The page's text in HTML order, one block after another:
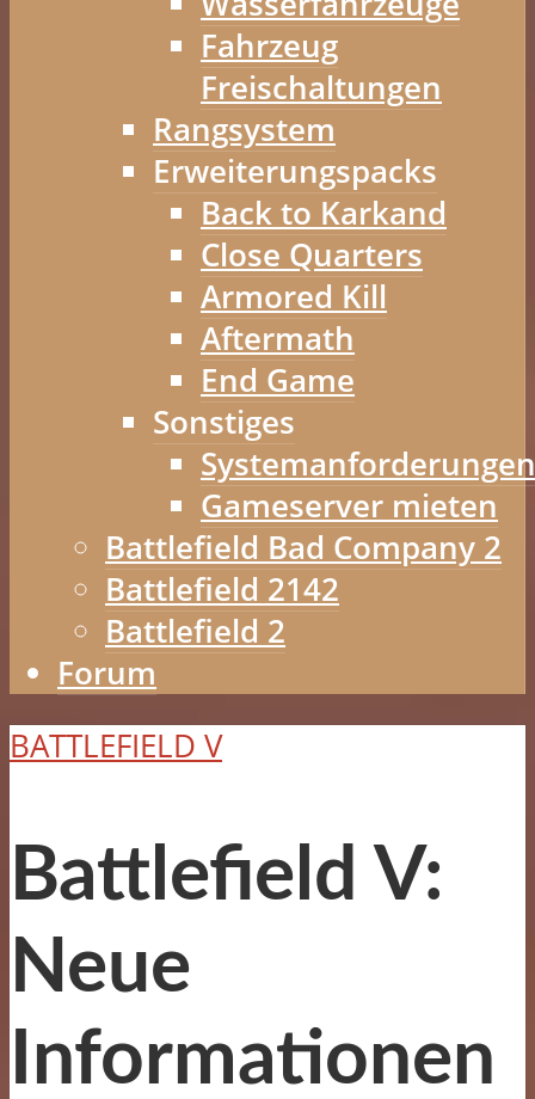
Fahrzeug
Freischaltungen
Rangsystem
Erweiterungspacks
Back to Karkand
Close Quarters
Armored Kill
Aftermath
End Game
Sonstiges
Systemanforderungen
Gameserver mieten
Battlefield Bad Company 2
Battlefield 2142
Battlefield 2
Forum
BATTLEFIELD V
Battlefield V:
Neue
Informationen